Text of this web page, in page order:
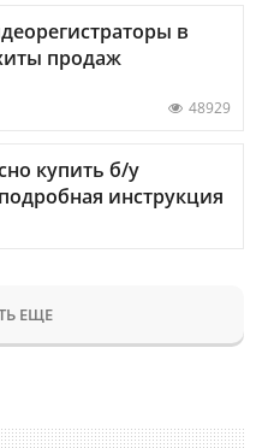
в
продаж
48929
купить б/у
инструкция
ЕЩЕ